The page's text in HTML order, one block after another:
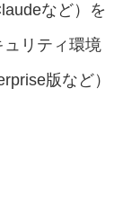
など）を
リティ環境
版など）